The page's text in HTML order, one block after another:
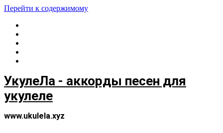
Перейти к содержимому
УкулеЛа - аккорды песен для
укулеле
www.ukulela.xyz